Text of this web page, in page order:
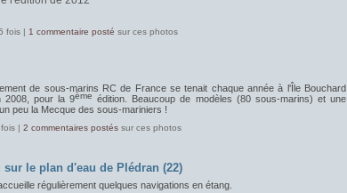
fois | 1 commentaire posté sur ces photos
de sous-marins RC de France se tenait chaque année à l'Île Bouchard
2008, pour la 9ème édition. Beaucoup de modèles (80 sous-marins) et une
peu la Mecque des sous-mariniers !
| 2 commentaires postés sur ces photos
le plan d'eau de Plédran (22)
régulièrement quelques navigations en étang.